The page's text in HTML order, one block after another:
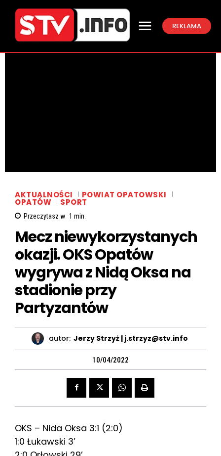
REKLAMA
AKTUALNOŚCI POWIAT OPATOWSKI
OPATÓW SPORT
Przeczytasz w 1 min.
Mecz niewykorzystanych
okazji. OKS Opatów
wygrywa z Nidą Oksa na
stadionie przy
Partyzantów
autor: Jerzy Strzyż | j.strzyz@stv.info
10/04/2022
OKS – Nida Oksa 3:1 (2:0)
1:0 Łukawski 3’